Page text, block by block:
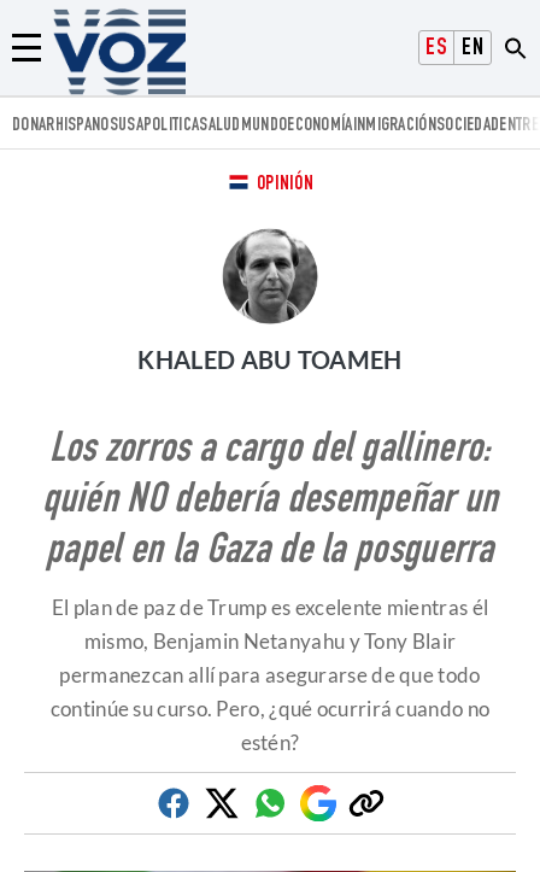
ESPAÑOLENGLISH
Menú
Voz.us
DONARHISPANOSUSAPOLITICASALUD MUNDOECONOMÍAINMIGRACIÓNSOCIEDAD
OPINIÓN
KHALED ABU TOAMEH
Los zorros a cargo del gallinero:
quién NO debería desempeñar un
papel en la Gaza de la posguerra
El plan de paz de Trump es excelente mientras él
mismo, Benjamin Netanyahu y Tony Blair
permanezcan allí para asegurarse de que todo
continúe su curso. Pero, ¿qué ocurrirá cuando no
estén?
FacebookTwitterWhatsapp
Google
Discover
Copiar
enlace